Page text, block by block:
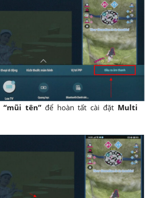
“mũi tên”để hoàn tất cài đặt Multi